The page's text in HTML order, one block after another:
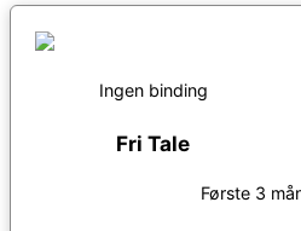
Ingen binding
Fri Tale
Første 3